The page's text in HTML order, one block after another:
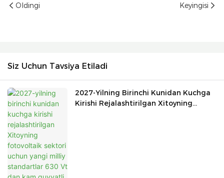
Oldingi Keyingisi
Siz Uchun Tavsiya Etiladi
2027-Yilning Birinchi Kunidan Kuchga
Kirishi Rejalashtirilgan Xitoyning